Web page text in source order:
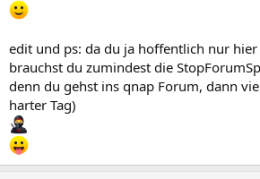
edit und ps: da du ja hoffentlich nur
brauchst du zumindest die
denn du gehst ins qnap Forum, dann
harter Tag)